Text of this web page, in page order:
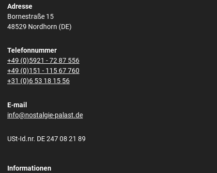
Adresse
Bornestraße 15
48529 Nordhorn (DE)
Telefonnummer
+49 (0)5921 - 72 87 556
+49 (0)151 - 115 67 760
+31 (0)6 53 18 15 56
E-mail
info@nostalgie-palast.de
USt-Id.nr. DE 247 08 21 89
Informationen